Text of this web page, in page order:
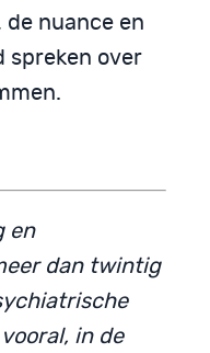
nuance en
spreken over
en
dan twintig
in de